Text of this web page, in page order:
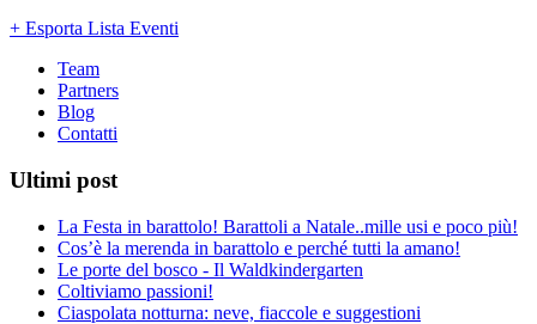
+ Esporta Lista Eventi
Team
Partners
Blog
Contatti
Ultimi post
La Festa in barattolo! Barattoli a Natale..mille usi e poco più!
Cos’è la merenda in barattolo e perché tutti la amano!
Le porte del bosco - Il Waldkindergarten
Coltiviamo passioni!
Ciaspolata notturna: neve, fiaccole e suggestioni